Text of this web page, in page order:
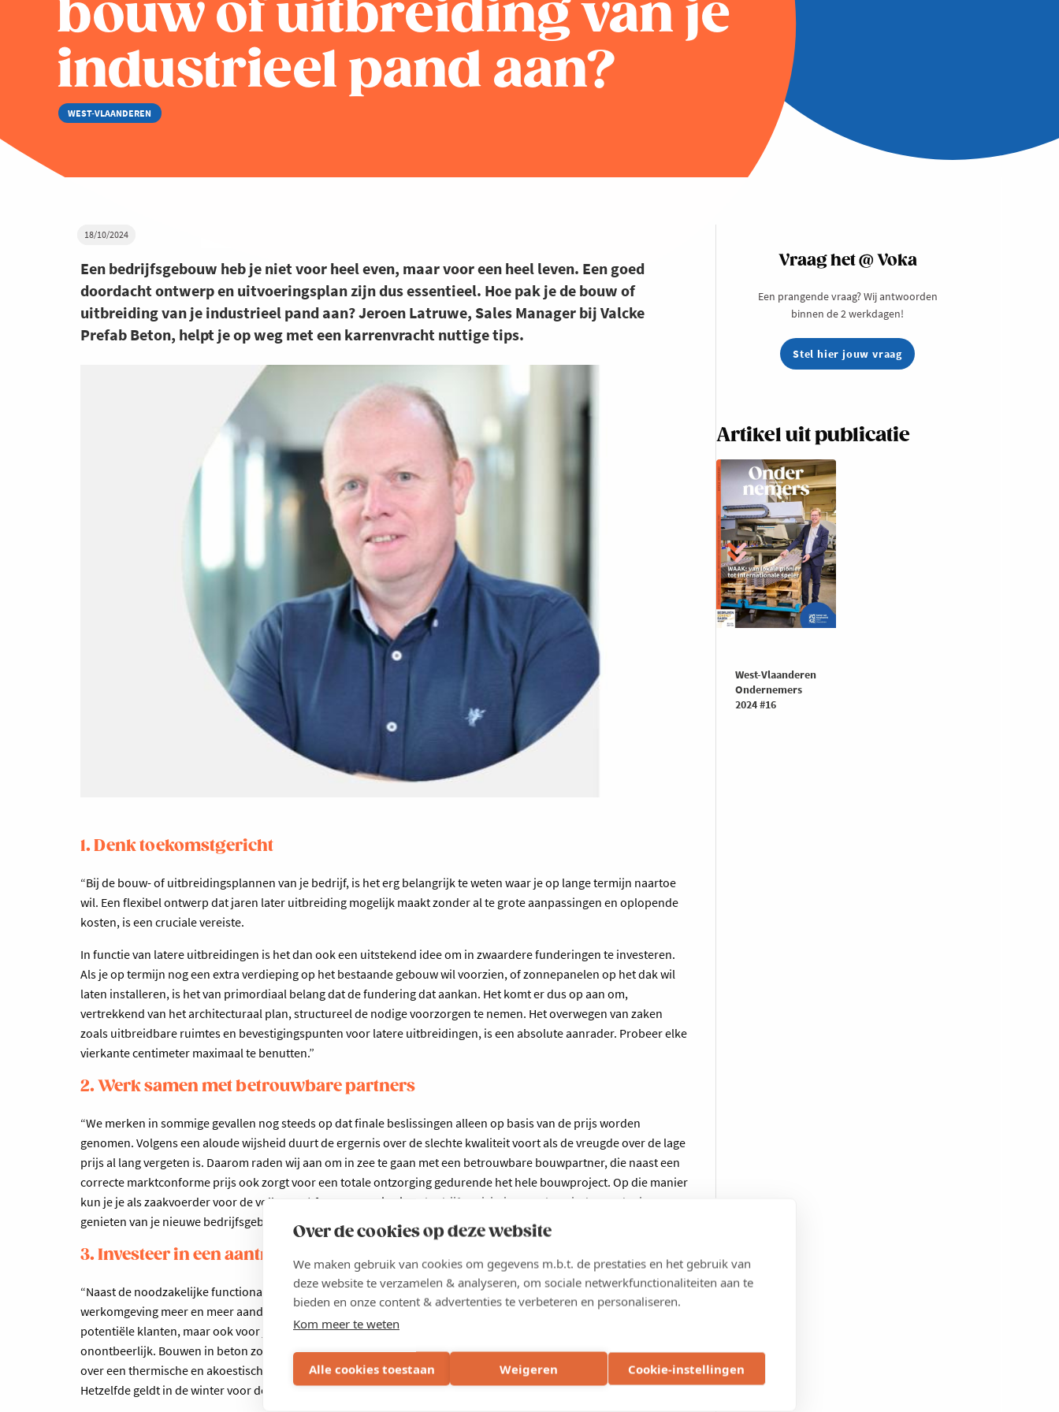
Over de cookies op deze website
We maken gebruik van cookies om gegevens m.b.t. de prestaties en het gebruik van
deze website te verzamelen & analyseren, om sociale netwerkfunctionaliteiten aan te
bieden en onze content & advertenties te verbeteren en personaliseren.
Kom meer te weten
Alle cookies toestaan Weigeren Cookie-instellingen
bouw of uitbreiding van je
industrieel pand aan?
WEST-VLAANDEREN
18/10/2024
Een bedrijfsgebouw heb je niet voor heel even, maar voor een heel leven. Een goed
doordacht ontwerp en uitvoeringsplan zijn dus essentieel. Hoe pak je de bouw of
uitbreiding van je industrieel pand aan? Jeroen Latruwe, Sales Manager bij Valcke
Prefab Beton, helpt je op weg met een karrenvracht nuttige tips.
1. Denk toekomstgericht
“Bij de bouw- of uitbreidingsplannen van je bedrijf, is het erg belangrijk te weten waar je op lange termijn naartoe
wil. Een flexibel ontwerp dat jaren later uitbreiding mogelijk maakt zonder al te grote aanpassingen en oplopende
kosten, is een cruciale vereiste.
In functie van latere uitbreidingen is het dan ook een uitstekend idee om in zwaardere funderingen te investeren.
Als je op termijn nog een extra verdieping op het bestaande gebouw wil voorzien, of zonnepanelen op het dak wil
laten installeren, is het van primordiaal belang dat de fundering dat aankan. Het komt er dus op aan om,
vertrekkend van het architecturaal plan, structureel de nodige voorzorgen te nemen. Het overwegen van zaken
zoals uitbreidbare ruimtes en bevestigingspunten voor latere uitbreidingen, is een absolute aanrader. Probeer elke
vierkante centimeter maximaal te benutten.”
2. Werk samen met betrouwbare partners
“We merken in sommige gevallen nog steeds op dat finale beslissingen alleen op basis van de prijs worden
genomen. Volgens een aloude wijsheid duurt de ergernis over de slechte kwaliteit voort als de vreugde over de lage
prijs al lang vergeten is. Daarom raden wij aan om in zee te gaan met een betrouwbare bouwpartner, die naast een
correcte marktconforme prijs ook zorgt voor een totale ontzorging gedurende het hele bouwproject. Op die manier
kun je je als zaakvoerder voor de volle 100% focussen op je eigen bedrijfsactiviteit en op het einde van de rit
genieten van je nieuwe bedrijfsgebouw.”
3. Investeer in een aantrekkelijke werkomgeving
“Naast de noodzakelijke functionaliteit van je bedrijfsgebouw, verdient de laatste jaren ook een aantrekkelijke
werkomgeving meer en meer aandacht. Je bedrijfsgebouw is het visitekaartje bij uitstek voor je bestaande en
potentiële klanten, maar ook voor je huidige of nieuwe medewerkers. Een attractief ontwerp is dan ook
onontbeerlijk. Bouwen in beton zorgt sowieso voor een aangenamere werkplek. Door zijn massa beschikt beton
over een thermische en akoestische inertie. Dat zorgt ervoor dat je ’s zomers de warmte vlotter buiten houdt.
Hetzelfde geldt in de winter voor de koude.”
Vraag het @ Voka
Een prangende vraag? Wij antwoorden
binnen de 2 werkdagen!
Stel hier jouw vraag
Artikel uit publicatie
West-Vlaanderen
Ondernemers
2024 #16